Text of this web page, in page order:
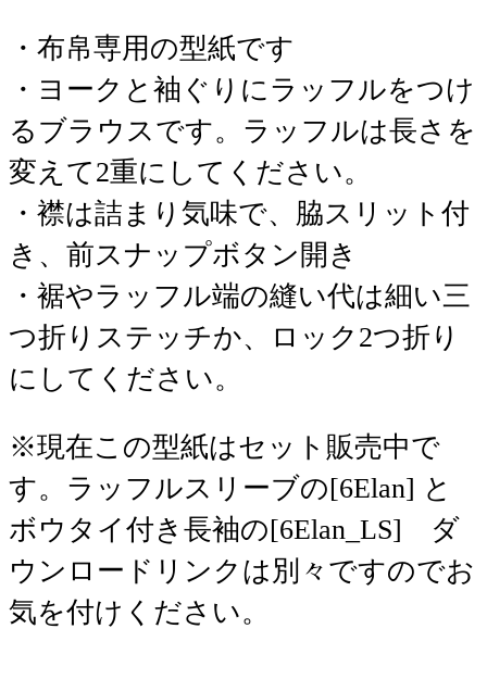
・布帛専用の型紙です
・ヨークと袖ぐりにラッフルをつけ
るブラウスです。ラッフルは長さを
変えて2重にしてください。
・襟は詰まり気味で、脇スリット付
き、前スナップボタン開き
・裾やラッフル端の縫い代は細い三
つ折りステッチか、ロック2つ折り
にしてください。
※現在この型紙はセット販売中で
す。ラッフルスリーブの[6Elan] と
ボウタイ付き長袖の[6Elan_LS] ダ
ウンロードリンクは別々ですのでお
気を付けください。